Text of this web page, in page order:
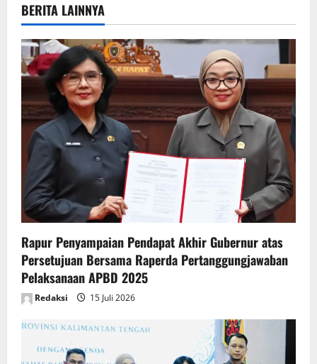
v
i
g
a
t
i
o
n
BERITA LAINNYA
Rapur Penyampaian Pendapat Akhir Gubernur atas
Persetujuan Bersama Raperda Pertanggungjawaban
Pelaksanaan APBD 2025
Redaksi 15 Juli 2026